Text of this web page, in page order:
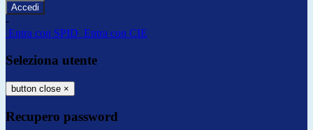
-
Entra con SPID Entra con CIE
Seleziona utente
button close ×
Recupero password